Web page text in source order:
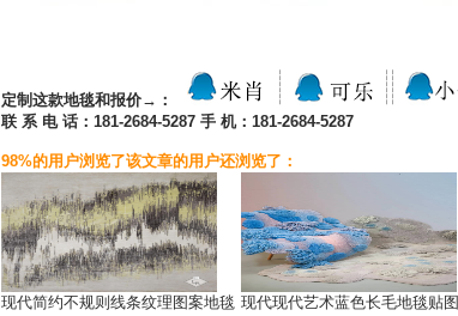
定制这款地毯和报价→：
联 系 电 话：181-2684-5287 手 机：181-2684-5287
98%的用户浏览了该文章的用户还浏览了：
现代简约不规则线条纹理图案地毯 现代现代艺术蓝色长毛地毯贴图